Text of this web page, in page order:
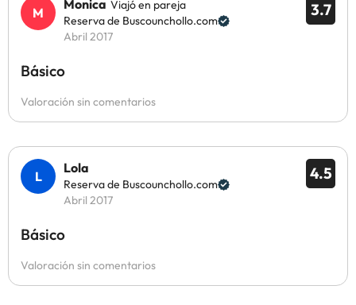
3.7
Monica Viajó en pareja
Reserva de Buscounchollo.com
Abril 2017
Básico
Valoración sin comentarios
4.5
Lola
Reserva de Buscounchollo.com
Abril 2017
Básico
Valoración sin comentarios